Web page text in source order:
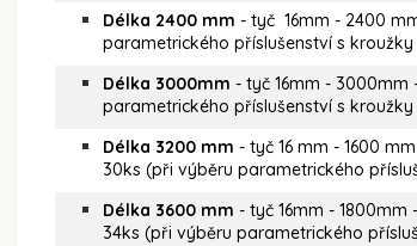
Délka 2400 mm - tyč 16mm - 2400
parametrického příslušenství s
Délka 3000mm - tyč 16mm - 3000mm
parametrického příslušenství s
Délka 3200 mm - tyč 16 mm - 1600
30ks (při výběru parametrického
Délka 3600 mm - tyč 16mm -
34ks (při výběru parametrického